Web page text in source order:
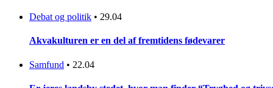
Debat og politik • 29.04
Akvakulturen er en del af fremtidens fødevarer
Samfund • 22.04